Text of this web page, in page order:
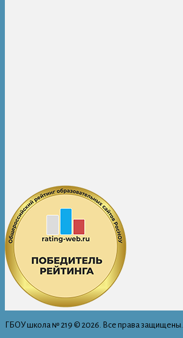
ГБОУ школа № 219 © 2026. Все права защищены.